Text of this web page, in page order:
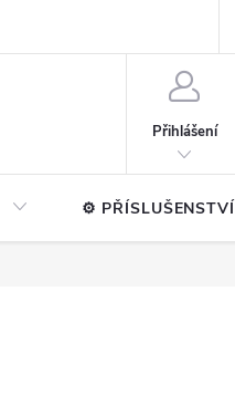
Přihlášení
⚙️ PŘÍSLUŠENSTVÍ